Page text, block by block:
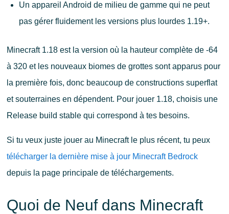
Un appareil Android de milieu de gamme qui ne peut
pas gérer fluidement les versions plus lourdes 1.19+.
Minecraft 1.18 est la version où la hauteur complète de -64
à 320 et les nouveaux biomes de grottes sont apparus pour
la première fois, donc beaucoup de constructions superflat
et souterraines en dépendent. Pour jouer 1.18, choisis une
Release build stable qui correspond à tes besoins.
Si tu veux juste jouer au Minecraft le plus récent, tu peux
télécharger la dernière mise à jour Minecraft Bedrock
depuis la page principale de téléchargements.
Quoi de Neuf dans Minecraft